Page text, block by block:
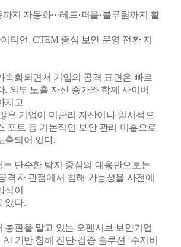
지 자동화···레드·퍼플·블루팀까지 활
티언, CTEM 중심 보안 운영 전환 지
속화되면서 기업의 공격 표면은 빠르
. 외부 노출 자산 증가와 함께 사이버
지고
은 기업이 미관리 자산이나 일시적으
포트 등 기본적인 보안 관리 미흡으로
출되어 있다.
단순한 탐지 중심의 대응만으로는
격자 관점에서 침해 가능성을 사전에
식이
있다.
총판을 맡고 있는 오펜시브 보안기업
기반 침해 진단·검증 솔루션 ‘수지비